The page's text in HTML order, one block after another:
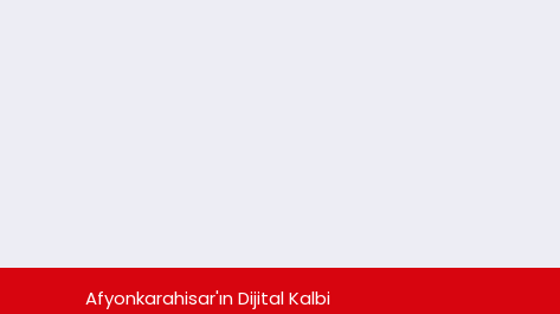
Afyonkarahisar'ın Dijital Kalbi